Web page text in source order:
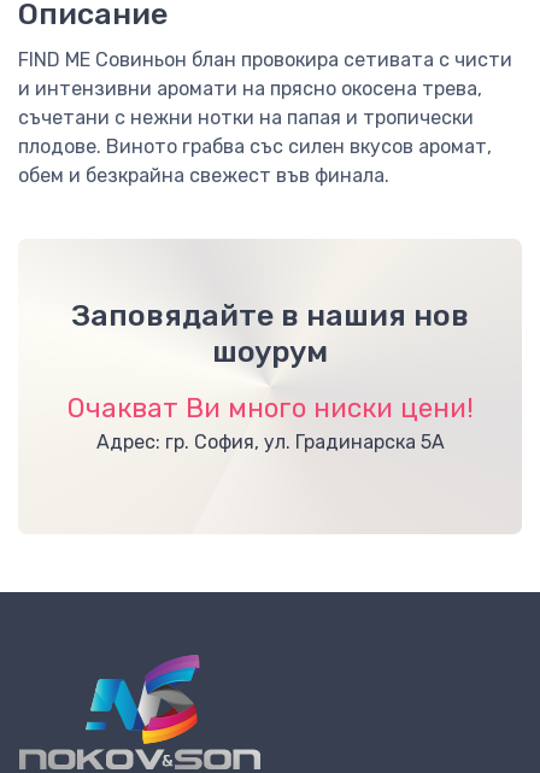
Описание
FIND ME Совиньон блан провокира сетивата с чисти
и интензивни аромати на прясно окосена трева,
съчетани с нежни нотки на папая и тропически
плодове. Виното грабва със силен вкусов аромат,
обем и безкрайна свежест във финала.
Заповядайте в нашия нов
шоурум
Очакват Ви много ниски цени!
Адрес: гр. София, ул. Градинарска 5А